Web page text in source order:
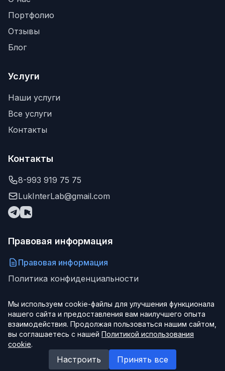
Портфолио
Отзывы
Блог
Услуги
Наши услуги
Все услуги
Контакты
Контакты
8-993 919 75 75
LukInterLab@gmail.com
Правовая информация
Правовая информация
Политика конфиденциальности
© 2026 ООО "ЛукИнтерЛаб". Все права защищены.
Создаем сайты, боты, приложения и интернет-магазины под ключ
Мы используем cookie-файлы для улучшения функционала
нашего сайта и предоставления вам наилучшего опыта
взаимодействия. Продолжая пользоваться нашим сайтом,
вы соглашаетесь с нашей Политикой использования
cookie.
Настроить Принять все